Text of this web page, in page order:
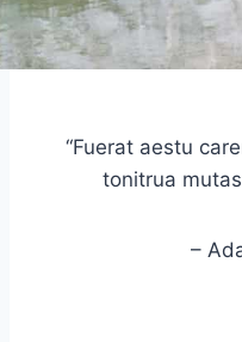
“Fuerat aestu
tonitrua
–